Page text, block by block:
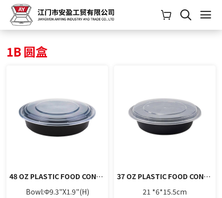
1B 圆盒
48 OZ PLASTIC FOOD CONTAINER WITH LID (ROUND)
Bowl:Φ9.3"X1.9"(H)
37 OZ PLASTIC FOOD CONTAINER WITH LID (ROUND)
21 *6*15.5cm